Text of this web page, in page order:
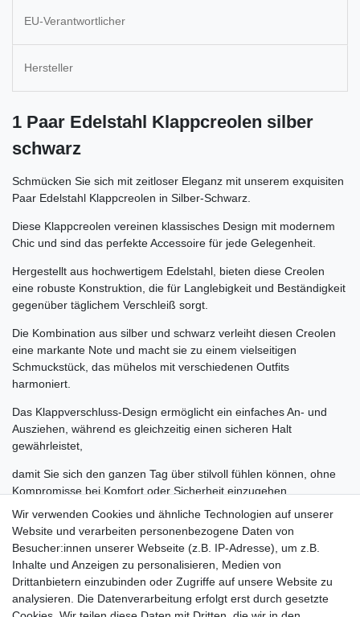
EU-Verantwortlicher
Hersteller
1 Paar Edelstahl Klappcreolen silber
schwarz
Schmücken Sie sich mit zeitloser Eleganz mit unserem exquisiten
Paar Edelstahl Klappcreolen in Silber-Schwarz.
Diese Klappcreolen vereinen klassisches Design mit modernem
Chic und sind das perfekte Accessoire für jede Gelegenheit.
Hergestellt aus hochwertigem Edelstahl, bieten diese Creolen
eine robuste Konstruktion, die für Langlebigkeit und Beständigkeit
gegenüber täglichem Verschleiß sorgt.
Die Kombination aus silber und schwarz verleiht diesen Creolen
eine markante Note und macht sie zu einem vielseitigen
Schmuckstück, das mühelos mit verschiedenen Outfits
harmoniert.
Das Klappverschluss-Design ermöglicht ein einfaches An- und
Ausziehen, während es gleichzeitig einen sicheren Halt
gewährleistet,
damit Sie sich den ganzen Tag über stilvoll fühlen können, ohne
Kompromisse bei Komfort oder Sicherheit einzugehen.
Egal, ob Sie sie im Büro tragen, beim Abendessen mit Freunden
oder für besondere Anlässe - diese Edelstahl Klappcreolen
verleihen Ihrem Look eine subtile Raffinesse und einen Hauch
von Glamour.
Investieren Sie in zeitlose Schönheit und Qualität mit unseren
Wir verwenden Cookies und ähnliche Technologien auf unserer
Website und verarbeiten personenbezogene Daten von
Besucher:innen unserer Webseite (z.B. IP-Adresse), um z.B.
Inhalte und Anzeigen zu personalisieren, Medien von
Drittanbietern einzubinden oder Zugriffe auf unsere Website zu
analysieren. Die Datenverarbeitung erfolgt erst durch gesetzte